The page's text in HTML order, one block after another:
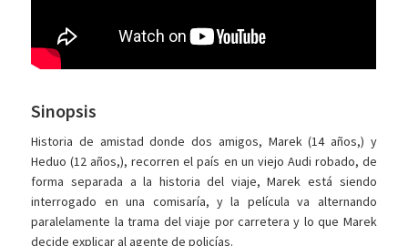
Sinopsis
Historia de amistad donde dos amigos, Marek (14 años,) y
Heduo (12 años,), recorren el país en un viejo Audi robado, de
forma separada a la historia del viaje, Marek está siendo
interrogado en una comisaría, y la película va alternando
paralelamente la trama del viaje por carretera y lo que Marek
decide explicar al agente de policías.